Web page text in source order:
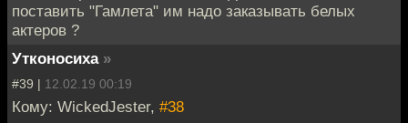
поставить "Гамлета" им надо заказывать белых
актеров ?
Утконосиха »
#39 | 12.02.19 00:19
Кому: WickedJester, #38